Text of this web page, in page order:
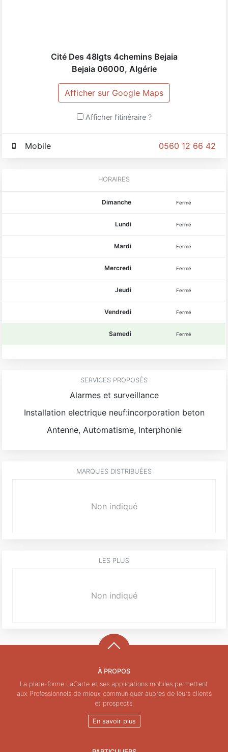
Cité Des 48lgts 4chemins Bejaia
Bejaia 06000, Algérie
Afficher sur Google Maps
Afficher l'itinéraire ?
0560 12 66 42
Mobile
HORAIRES
Dimanche Fermé
Lundi Fermé
Mardi Fermé
Mercredi Fermé
Jeudi Fermé
Vendredi Fermé
Samedi Fermé
SERVICES PROPOSÉS
Alarmes et surveillance
Installation electrique neuf:incorporation beton
Antenne, Automatisme, Interphonie
MARQUES DISTRIBUÉES
Non indiqué
LES PLUS
Non indiqué
À PROPOS
La plate-forme LaCarte et ses applications mobiles permettent
aux Professionnels de mieux communiquer auprès de leurs clients
et prospects.
En savoir plus